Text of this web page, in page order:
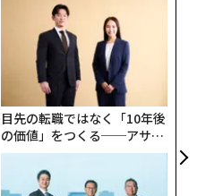
目先の転職ではなく「10年後
の価値」をつくる──アサイ
ンの長期伴走型支援とは